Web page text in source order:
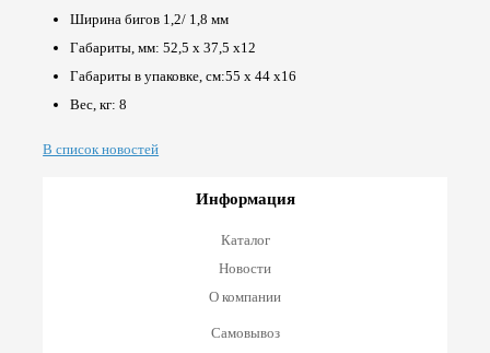
Ширина бигов 1,2/ 1,8 мм
Габариты, мм: 52,5 x 37,5 x12
Габариты в упаковке, см:55 x 44 x16
Вес, кг: 8
В список новостей
Информация
Каталог
Новости
О компании
Самовывоз